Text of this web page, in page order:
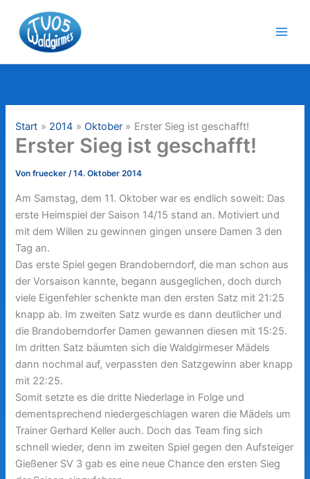
Inhalt
springen
Start 2014 Oktober Erster Sieg ist geschafft!
Erster Sieg ist geschafft!
Vonfruecker/14. Oktober 2014
Am Samstag, dem 11. Oktober war es endlich soweit: Das
erste Heimspiel der Saison 14/15 stand an. Motiviert und
mit dem Willen zu gewinnen gingen unsere Damen 3 den
Tag an.
Das erste Spiel gegen Brandoberndorf, die man schon aus
der Vorsaison kannte, begann ausgeglichen, doch durch
viele Eigenfehler schenkte man den ersten Satz mit 21:25
knapp ab. Im zweiten Satz wurde es dann deutlicher und
die Brandoberndorfer Damen gewannen diesen mit 15:25.
Im dritten Satz bäumten sich die Waldgirmeser Mädels
dann nochmal auf, verpassten den Satzgewinn aber knapp
mit 22:25.
Somit setzte es die dritte Niederlage in Folge und
dementsprechend niedergeschlagen waren die Mädels um
Trainer Gerhard Keller auch. Doch das Team fing sich
schnell wieder, denn im zweiten Spiel gegen den Aufsteiger
Gießener SV 3 gab es eine neue Chance den ersten Sieg